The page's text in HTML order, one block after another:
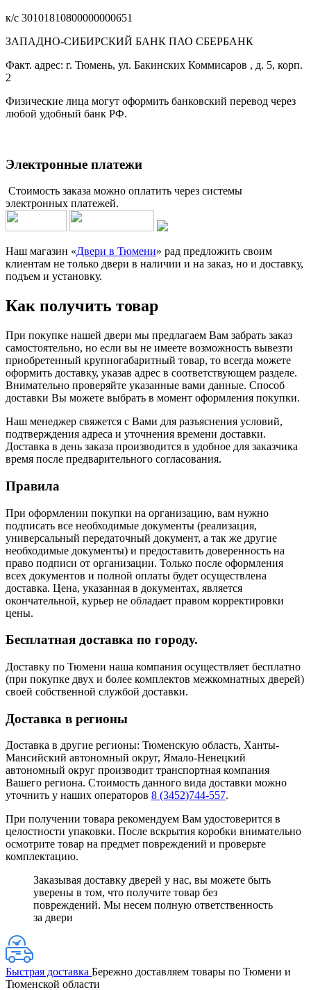
к/с 30101810800000000651
ЗАПАДНО-СИБИРСКИЙ БАНК ПАО СБЕРБАНК
Факт. адрес: г. Тюмень, ул. Бакинских Коммисаров , д. 5, корп.
2
Физические лица могут оформить банковский перевод через
любой удобный банк РФ.
Электронные платежи
Стоимость заказа можно оплатить через системы
электронных платежей.
Наш магазин «Двери в Тюмени» рад предложить своим
клиентам не только двери в наличии и на заказ, но и доставку,
подъем и установку.
Как получить товар
При покупке нашей двери мы предлагаем Вам забрать заказ
самостоятельно, но если вы не имеете возможность вывезти
приобретенный крупногабаритный товар, то всегда можете
оформить доставку, указав адрес в соответствующем разделе.
Внимательно проверяйте указанные вами данные. Способ
доставки Вы можете выбрать в момент оформления покупки.
Наш менеджер свяжется с Вами для разъяснения условий,
подтверждения адреса и уточнения времени доставки.
Доставка в день заказа производится в удобное для заказчика
время после предварительного согласования.
Правила
При оформлении покупки на организацию, вам нужно
подписать все необходимые документы (реализация,
универсальный передаточный документ, а так же другие
необходимые документы) и предоставить доверенность на
право подписи от организации. Только после оформления
всех документов и полной оплаты будет осуществлена
доставка. Цена, указанная в документах, является
окончательной, курьер не обладает правом корректировки
цены.
Бесплатная доставка по городу.
Доставку по Тюмени наша компания осуществляет бесплатно
(при покупке двух и более комплектов межкомнатных дверей)
своей собственной службой доставки.
Доставка в регионы
Доставка в другие регионы: Тюменскую область, Ханты-
Мансийский автономный округ, Ямало-Ненецкий
автономный округ производит транспортная компания
Вашего региона. Стоимость данного вида доставки можно
уточнить у наших операторов 8 (3452)744-557.
При получении товара рекомендуем Вам удостоверится в
целостности упаковки. После вскрытия коробки внимательно
осмотрите товар на предмет повреждений и проверьте
комплектацию.
Заказывая доставку дверей у нас, вы можете быть
уверены в том, что получите товар без
повреждений. Мы несем полную ответственность
за двери
Быстрая доставка Бережно доставляем товары по Тюмени и
Тюменской области